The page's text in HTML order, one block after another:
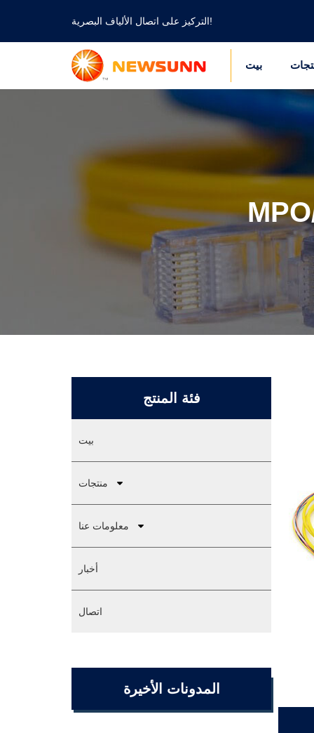
التركيز على اتصال الألياف البصرية!
بيت
فئة المنتج
بيت
منتجات
معلومات عنا
أخبار
اتصال
المدونات الأخيرة